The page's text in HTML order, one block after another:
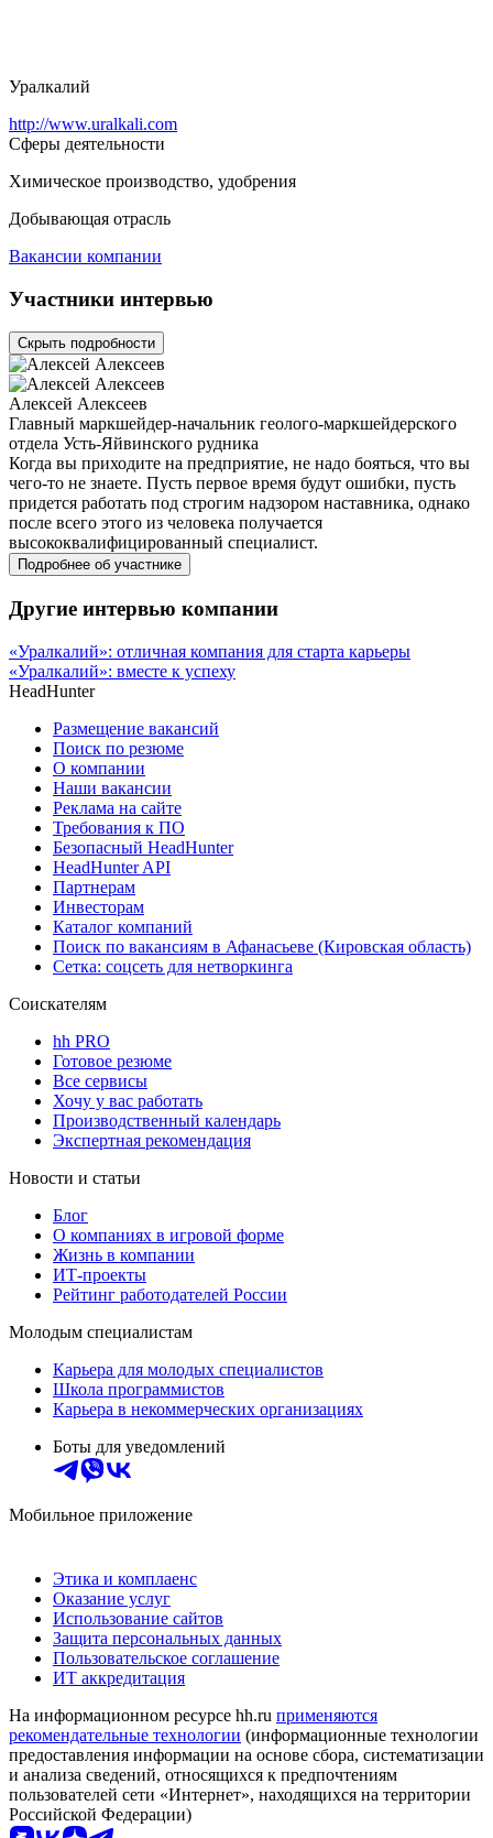
Уралкалий
http://www.uralkali.com
Сферы деятельности
Химическое производство, удобрения
Добывающая отрасль
Вакансии компании
Участники интервью
Скрыть подробности
Алексей Алексеев
Главный маркшейдер-начальник геолого-маркшейдерского
отдела Усть-Яйвинского рудника
Когда вы приходите на предприятие, не надо бояться, что вы
чего-то не знаете. Пусть первое время будут ошибки, пусть
придется работать под строгим надзором наставника, однако
после всего этого из человека получается
высококвалифицированный специалист.
Подробнее об участнике
Другие интервью компании
«Уралкалий»: отличная компания для старта карьеры
«Уралкалий»: вместе к успеху
HeadHunter
Размещение вакансий
Поиск по резюме
О компании
Наши вакансии
Реклама на сайте
Требования к ПО
Безопасный HeadHunter
HeadHunter API
Партнерам
Инвесторам
Каталог компаний
Поиск по вакансиям в Афанасьеве (Кировская область)
Сетка: соцсеть для нетворкинга
Соискателям
hh PRO
Готовое резюме
Все сервисы
Хочу у вас работать
Производственный календарь
Экспертная рекомендация
Новости и статьи
Блог
О компаниях в игровой форме
Жизнь в компании
ИТ-проекты
Рейтинг работодателей России
Молодым специалистам
Карьера для молодых специалистов
Школа программистов
Карьера в некоммерческих организациях
Боты для уведомлений
Мобильное приложение
Этика и комплаенс
Оказание услуг
Использование сайтов
Защита персональных данных
Пользовательское соглашение
ИТ аккредитация
На информационном ресурсе hh.ru применяются
рекомендательные технологии (информационные технологии
предоставления информации на основе сбора, систематизации
и анализа сведений, относящихся к предпочтениям
пользователей сети «Интернет», находящихся на территории
Российской Федерации)